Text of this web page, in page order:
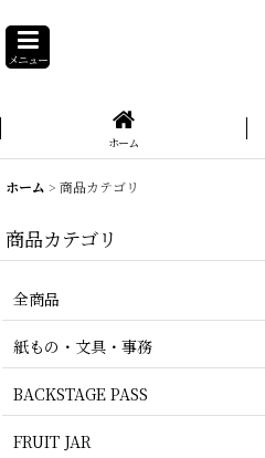
メニュー
ホーム
ホーム > 商品カテゴリ
商品カテゴリ
全商品
紙もの・文具・事務
BACKSTAGE PASS
FRUIT JAR